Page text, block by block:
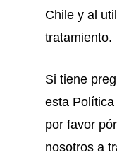
Chile y al
tratamiento.
Si tiene
esta
por favor
nosotros a